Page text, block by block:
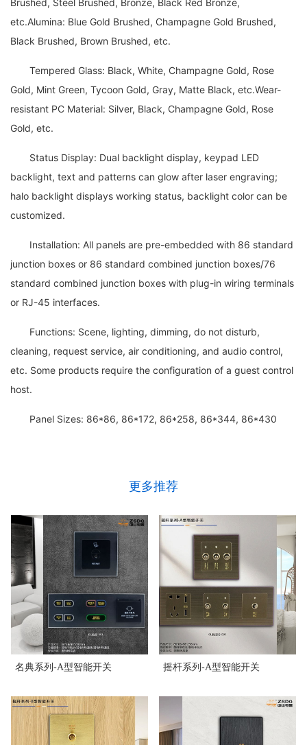
Brushed, Steel Brushed, Bronze, Black Red Bronze,
etc.Alumina: Blue Gold Brushed, Champagne Gold Brushed,
Black Brushed, Brown Brushed, etc.
Tempered Glass: Black, White, Champagne Gold, Rose
Gold, Mint Green, Tycoon Gold, Gray, Matte Black, etc.Wear-
resistant PC Material: Silver, Black, Champagne Gold, Rose
Gold, etc.
Status Display: Dual backlight display, keypad LED
backlight, text and patterns can glow after laser engraving;
halo backlight displays working status, backlight color can be
customized.
Installation: All panels are pre-embedded with 86 standard
junction boxes or 86 standard combined junction boxes/76
standard combined junction boxes with plug-in wiring terminals
or RJ-45 interfaces.
Functions: Scene, lighting, dimming, do not disturb,
cleaning, request service, air conditioning, and audio control,
etc. Some products require the configuration of a guest control
host.
Panel Sizes: 86*86, 86*172, 86*258, 86*344, 86*430
更多推荐
名典系列-A型智能开关 摇杆系列-A型智能开关